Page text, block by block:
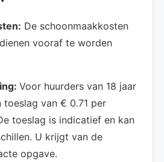
De schoonmaakkosten
vooraf te worden
Voor huurders van 18 jaar
van € 0.71 per
toeslag is indicatief en kan
U krijgt van de
opgave.